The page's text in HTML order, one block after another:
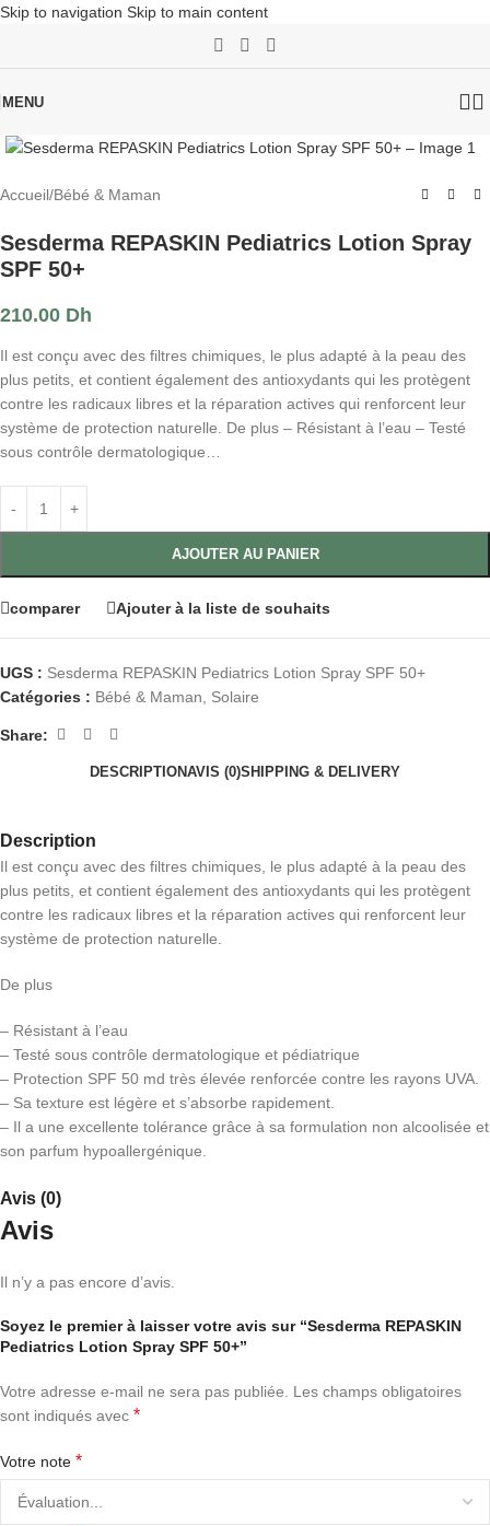
Skip to navigation Skip to main content
MENU
Accueil/Bébé & Maman
Sesderma REPASKIN Pediatrics Lotion Spray
SPF 50+
210.00 Dh
Il est conçu avec des filtres chimiques, le plus adapté à la peau des
plus petits, et contient également des antioxydants qui les protègent
contre les radicaux libres et la réparation actives qui renforcent leur
système de protection naturelle. De plus – Résistant à l’eau – Testé
sous contrôle dermatologique…
AJOUTER AU PANIER
comparer Ajouter à la liste de souhaits
UGS : Sesderma REPASKIN Pediatrics Lotion Spray SPF 50+
Catégories : Bébé & Maman, Solaire
Share:
DESCRIPTIONAVIS (0)SHIPPING & DELIVERY
Description
Il est conçu avec des filtres chimiques, le plus adapté à la peau des
plus petits, et contient également des antioxydants qui les protègent
contre les radicaux libres et la réparation actives qui renforcent leur
système de protection naturelle.
De plus
– Résistant à l’eau
– Testé sous contrôle dermatologique et pédiatrique
– Protection SPF 50 md très élevée renforcée contre les rayons UVA.
– Sa texture est légère et s’absorbe rapidement.
– Il a une excellente tolérance grâce à sa formulation non alcoolisée et
son parfum hypoallergénique.
Avis (0)
Avis
Il n’y a pas encore d’avis.
Soyez le premier à laisser votre avis sur “Sesderma REPASKIN
Pediatrics Lotion Spray SPF 50+”
Votre adresse e-mail ne sera pas publiée. Les champs obligatoires
sont indiqués avec *
Votre note *